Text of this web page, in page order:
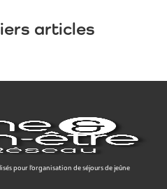
articles
pour l’organisation de séjours de jeûne